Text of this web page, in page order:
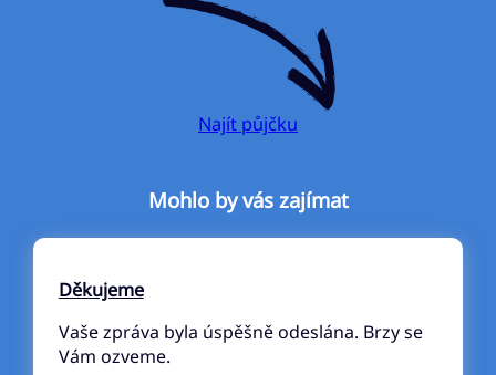
Najít půjčku
Mohlo by vás zajímat
Děkujeme
Vaše zpráva byla úspěšně odeslána. Brzy se
Vám ozveme.